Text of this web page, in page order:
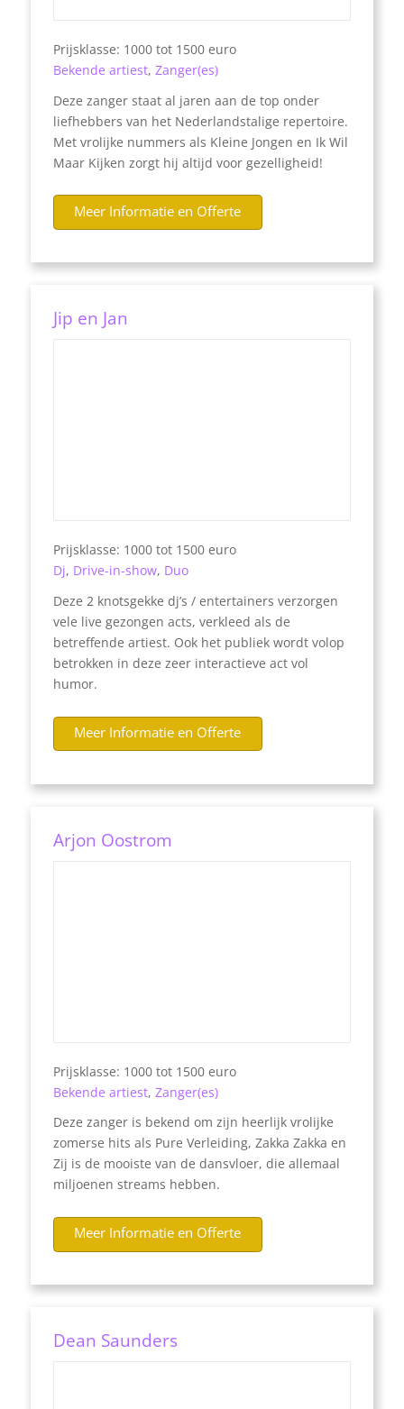
Prijsklasse: 1000 tot 1500 euro
Bekende artiest, Zanger(es)
Deze zanger staat al jaren aan de top onder
liefhebbers van het Nederlandstalige repertoire.
Met vrolijke nummers als Kleine Jongen en Ik Wil
Maar Kijken zorgt hij altijd voor gezelligheid!
Meer Informatie en Offerte
Jip en Jan
Prijsklasse: 1000 tot 1500 euro
Dj, Drive-in-show, Duo
Deze 2 knotsgekke dj’s / entertainers verzorgen
vele live gezongen acts, verkleed als de
betreffende artiest. Ook het publiek wordt volop
betrokken in deze zeer interactieve act vol
humor.
Meer Informatie en Offerte
Arjon Oostrom
Prijsklasse: 1000 tot 1500 euro
Bekende artiest, Zanger(es)
Deze zanger is bekend om zijn heerlijk vrolijke
zomerse hits als Pure Verleiding, Zakka Zakka en
Zij is de mooiste van de dansvloer, die allemaal
miljoenen streams hebben.
Meer Informatie en Offerte
Dean Saunders